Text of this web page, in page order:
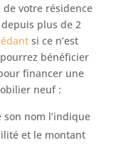
de votre résidence
plus de 2
si ce n’est
bénéficier
financer une
neuf :
son nom l’indique
et le montant